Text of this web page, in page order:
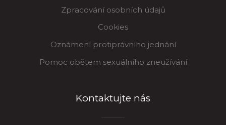
Zpracování osobních údajů
Cookies
Oznámení protiprávního jednání
Pomoc obětem sexuálního zneužívání
Kontaktujte nás